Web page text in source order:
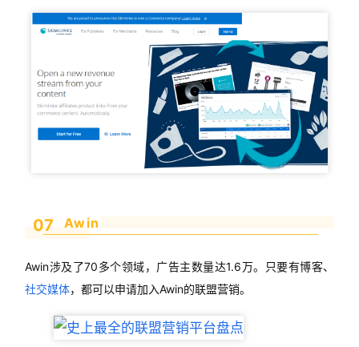
07 Awin
Awin涉及了70多个领域，广告主数量达1.6万。只要有博客、
社交媒体，都可以申请加入Awin的联盟营销。